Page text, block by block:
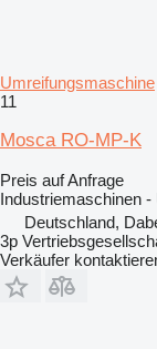
Umreifungsmaschine
11
Mosca RO-MP-K
Preis auf Anfrage
Industriemaschinen
Deutschland,
3p
Verkäufer